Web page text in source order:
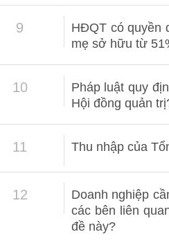
9
HĐQT có quyền
mẹ sở hữu từ
10
Pháp luật quy
Hội đồng quản
11 Thu nhập của
12
Doanh nghiệp
các bên liên
đề này?